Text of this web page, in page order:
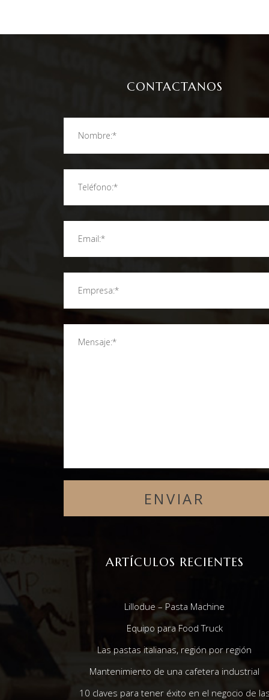
CONTACTANOS
ARTÍCULOS RECIENTES
Lillodue – Pasta Machine
Equipo para Food Truck
Las pastas italianas, región por región
Mantenimiento de una cafetera industrial
10 claves para tener éxito en el negocio de